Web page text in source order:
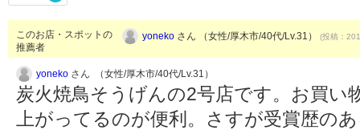
このお店・スポットの
推薦者
yoneko さん （女性/厚木市/40代/Lv.31） (投稿：
yoneko さん （女性/厚木市/40代/Lv.31）
炭火焼鳥そうげんの2号店です。お買い
上がってるのが便利。さすが受賞歴の